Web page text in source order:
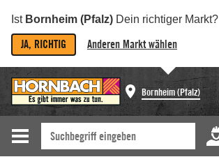
Ist Bornheim (Pfalz) Dein richtiger Markt?
JA, RICHTIG Anderen Markt wählen
Bornheim (Pfalz)